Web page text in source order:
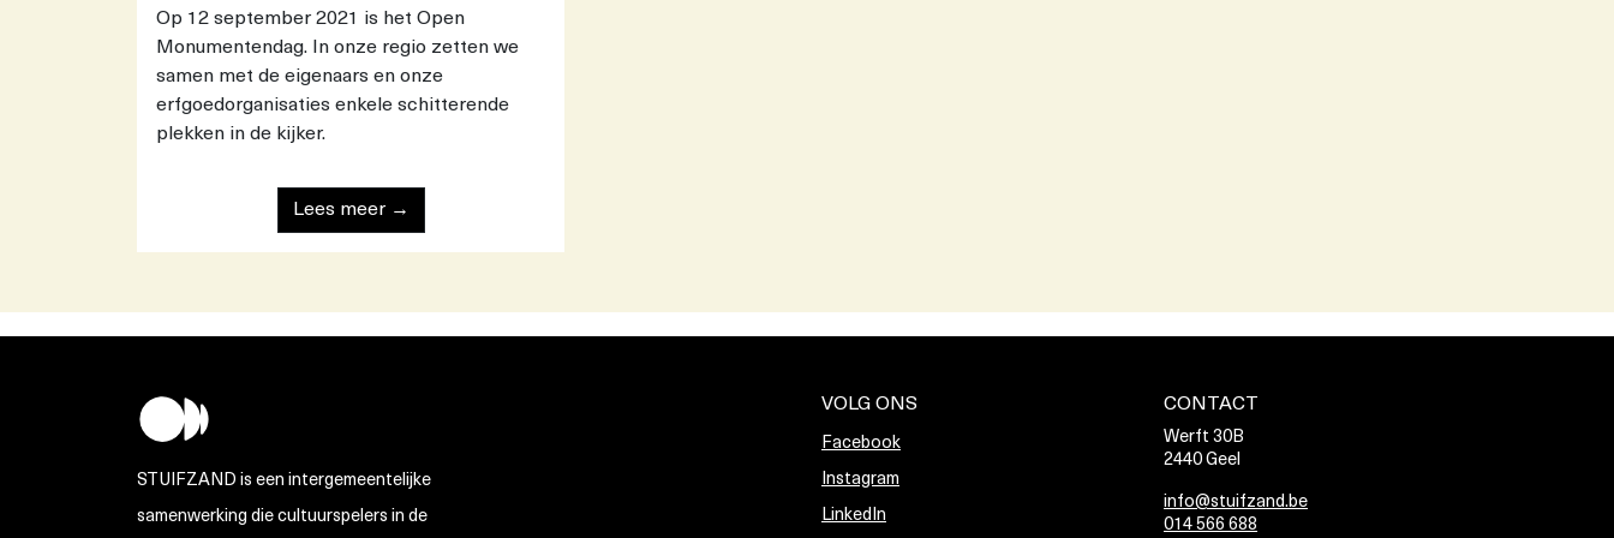
Op 12 september 2021 is het Open
Monumentendag. In onze regio zetten we
samen met de eigenaars en onze
erfgoedorganisaties enkele schitterende
plekken in de kijker.
Lees meer →
STUIFZAND is een intergemeentelijke
samenwerking die cultuurspelers in de
VOLG ONS
Facebook
Instagram
LinkedIn
CONTACT
Werft 30B
2440 Geel
info@stuifzand.be
014 566 688